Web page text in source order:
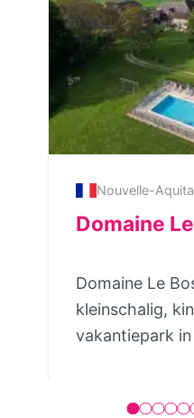
Nouvelle-
Domaine
Domaine Le
kleinschalig,
vakantiepark
verhuren zij 7